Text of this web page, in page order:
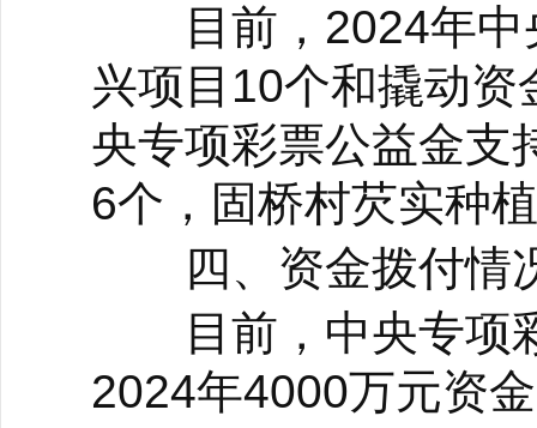
目前，2024年中
兴项目10个和撬动
央专项彩票公益金支
6个，固桥村芡实种
四、资金拨付情
目前，中央专项彩
2024年4000万元资